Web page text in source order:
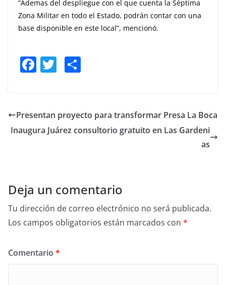
“Ademas del despliegue con el que cuenta la Séptima
Zona Militar en todo el Estado, podrán contar con una
base disponible en este local”, mencionó.
F
e
b
T
er e
Presentan proyecto para transformar Presa La Boca
Inaugura Juárez consultorio gratuito en Las Gardeni
as
Deja un comentario
Tu dirección de correo electrónico no será publicada.
Los campos obligatorios están marcados con *
Comentario *